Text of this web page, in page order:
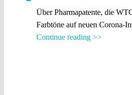
Über Pharmapatente, die
Farbtöne auf neuen Corona-
Continue reading >>